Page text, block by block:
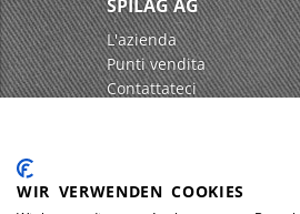
SPILAG AG
L'azienda
Punti vendita
Contattateci
Impressum
WIR VERWENDEN COOKIES